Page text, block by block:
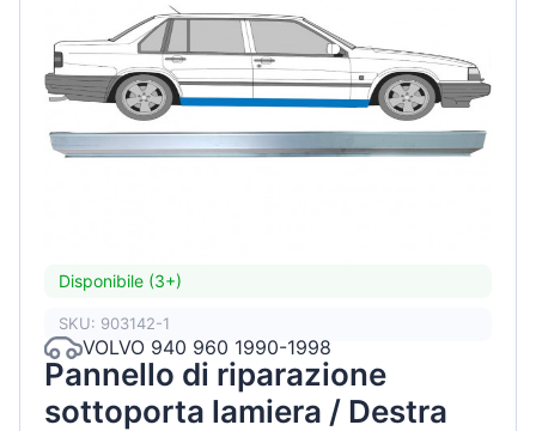
Disponibile (3+)
SKU: 903142-1
VOLVO 940 960 1990-1998
Pannello di riparazione
sottoporta lamiera / Destra